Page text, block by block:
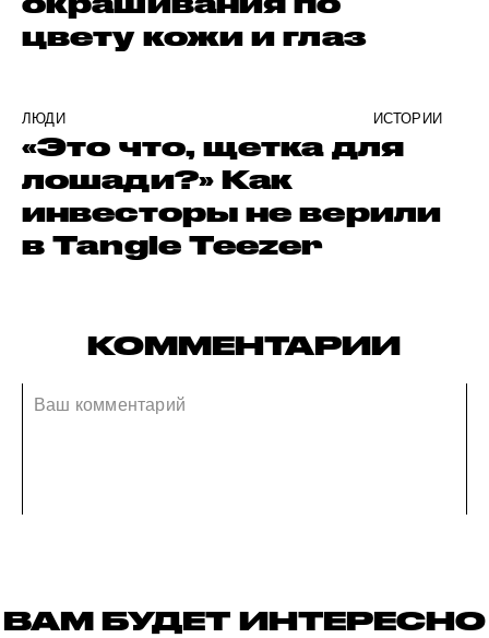
цвету кожи и глаз
ЛЮДИ ИСТОРИИ
«Это что, щетка для
лошади?» Как
инвесторы не верили
в Tangle Teezer
КОММЕНТАРИИ
ВАМ БУДЕТ ИНТЕРЕСНО